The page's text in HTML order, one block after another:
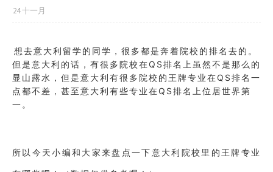
24 十一月
想去意大利留学的同学，很多都是奔着院校的排名去的。
但是意大利的话，有很多院校在QS排名上虽然不是那么的
显山露水，但是意大利有很多院校的王牌专业在QS排名一
点都不差，甚至意大利有些专业在QS排名上位居世界第
一。
所以今天小编和大家来盘点一下意大利院校里的王牌专业